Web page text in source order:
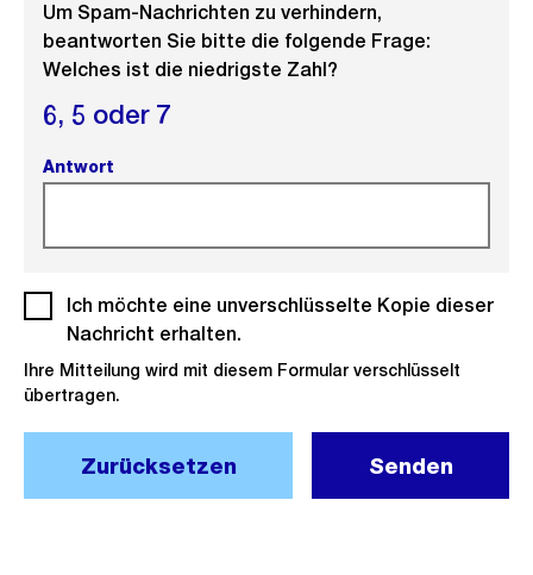
Um Spam-Nachrichten zu verhindern,
beantworten Sie bitte die folgende Frage:
Welches ist die niedrigste Zahl?
6, 5 oder 7
Antwort
Ich möchte eine unverschlüsselte Kopie dieser
Nachricht erhalten.
Ihre Mitteilung wird mit diesem Formular verschlüsselt
übertragen.
Zurücksetzen Senden